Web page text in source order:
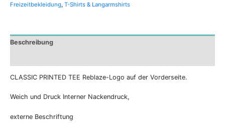
Freizeitbekleidung, T-Shirts & Langarmshirts
Beschreibung
CLASSIC PRINTED TEE Reblaze-Logo auf der Vorderseite.
Weich und Druck Interner Nackendruck,
externe Beschriftung